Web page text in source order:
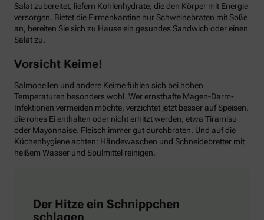
Salat zubereitet, liefern Kohlenhydrate, die den Körper mit Energie
versorgen. Bietet die Firmenkantine nur Schweinebraten mit Soße
an, bereiten Sie sich zu Hause ein gesundes Sandwich oder einen
Salat zu.
Vorsicht Keime!
Salmonellen und andere Keime fühlen sich bei hohen
Temperaturen besonders wohl. Wer ernsthafte Magen-Darm-
Infektionen vermeiden möchte, verzichtet jetzt besser auf Speisen,
die rohes Ei enthalten oder nicht erhitzt werden, etwa Tiramisu
oder Mayonnaise. Fleisch immer gut durchbraten. Und auf die
Küchenhygiene achten: Händewaschen und Schneidebretter mit
heißem Wasser und Spülmittel reinigen.
Der Hitze ein Schnippchen
schlagen